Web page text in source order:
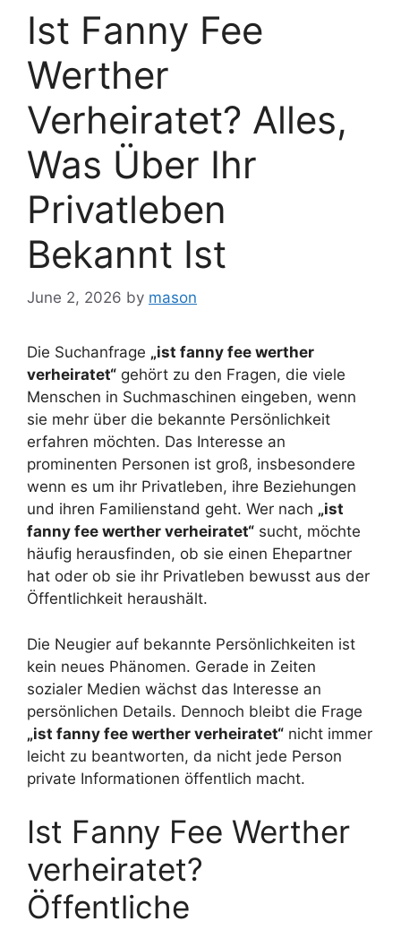
Ist Fanny Fee
Werther
Verheiratet? Alles,
Was Über Ihr
Privatleben
Bekannt Ist
June 2, 2026 by mason
Die Suchanfrage „ist fanny fee werther
verheiratet“ gehört zu den Fragen, die viele
Menschen in Suchmaschinen eingeben, wenn
sie mehr über die bekannte Persönlichkeit
erfahren möchten. Das Interesse an
prominenten Personen ist groß, insbesondere
wenn es um ihr Privatleben, ihre Beziehungen
und ihren Familienstand geht. Wer nach „ist
fanny fee werther verheiratet“ sucht, möchte
häufig herausfinden, ob sie einen Ehepartner
hat oder ob sie ihr Privatleben bewusst aus der
Öffentlichkeit heraushält.
Die Neugier auf bekannte Persönlichkeiten ist
kein neues Phänomen. Gerade in Zeiten
sozialer Medien wächst das Interesse an
persönlichen Details. Dennoch bleibt die Frage
„ist fanny fee werther verheiratet“ nicht immer
leicht zu beantworten, da nicht jede Person
private Informationen öffentlich macht.
Ist Fanny Fee Werther
verheiratet?
Öffentliche